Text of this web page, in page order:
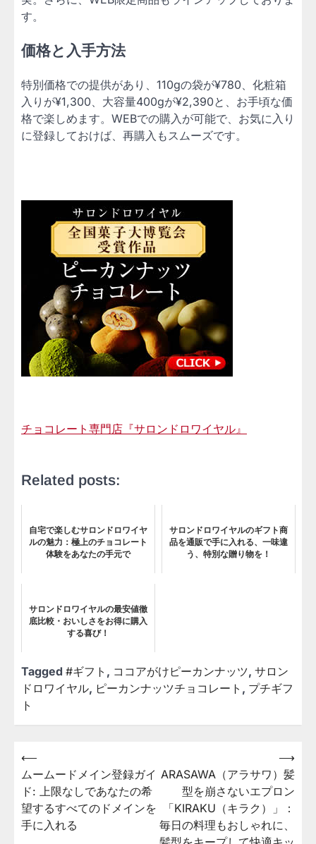
す。
価格と入手方法
特別価格での提供があり、110gの袋が¥780、化粧箱
入りが¥1,300、大容量400gが¥2,390と、お手頃な価
格で楽しめます。WEBでの購入が可能で、お気に入り
に登録しておけば、再購入もスムーズです。
チョコレート専門店『サロンドロワイヤル』
Related posts:
自宅で楽しむサロンドロワイヤ
ルの魅力：極上のチョコレート
体験をあなたの手元で
サロンドロワイヤルのギフト商
品を通販で手に入れる、一味違
う、特別な贈り物を！
サロンドロワイヤルの最安値徹
底比較・おいしさをお得に購入
する喜び！
Tagged #ギフト , ココアがけピーカンナッツ, サロン
ドロワイヤル, ピーカンナッツチョコレート , プチギフ
ト
投
稿
ナ
ビ
⟵
ムームードメイン登録ガイ
ド: 上限なしであなたの希
望するすべてのドメインを
手に入れる
ARASAWA（アラサワ）髪
型を崩さないエプロン
「KIRAKU（キラク）」：
毎日の料理もおしゃれに、
⟶